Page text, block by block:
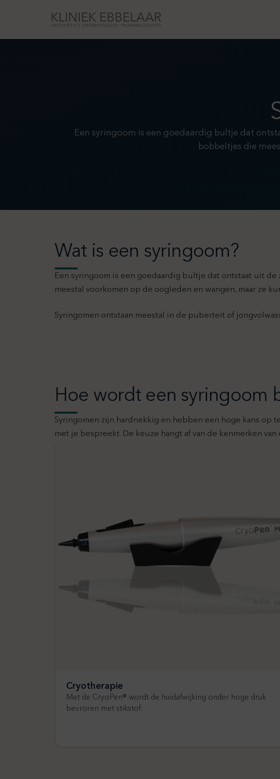
Een syringoom is een goedaardig bultje dat
bobbeltjes die
Wat is een syringoom?
Een syringoom is een goedaardig bultje dat ontstaat uit
meestal voorkomen op de oogleden en wangen, maar ze
Syringomen ontstaan meestal in de puberteit of
Hoe wordt een syringoom
Syringomen zijn hardnekkig en hebben een hoge kans op
met je bespreekt. De keuze hangt af van de kenmerken
Cryotherapie
Met de CryoPen® wordt de huidafwijking onder hoge druk
bevroren met stikstof.